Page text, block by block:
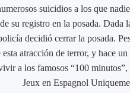
suicidios a los que
su registro en la posada.
decidió cerrar la posada.
atracción de terror, y hace
a los famosos “100
Jeux en Espagnol